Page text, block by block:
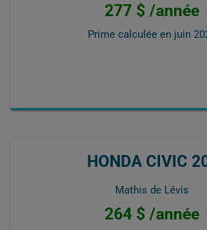
277 $ /année
Prime calculée en juin
HONDA CIVIC
Mathis de Lévis
264 $ /année